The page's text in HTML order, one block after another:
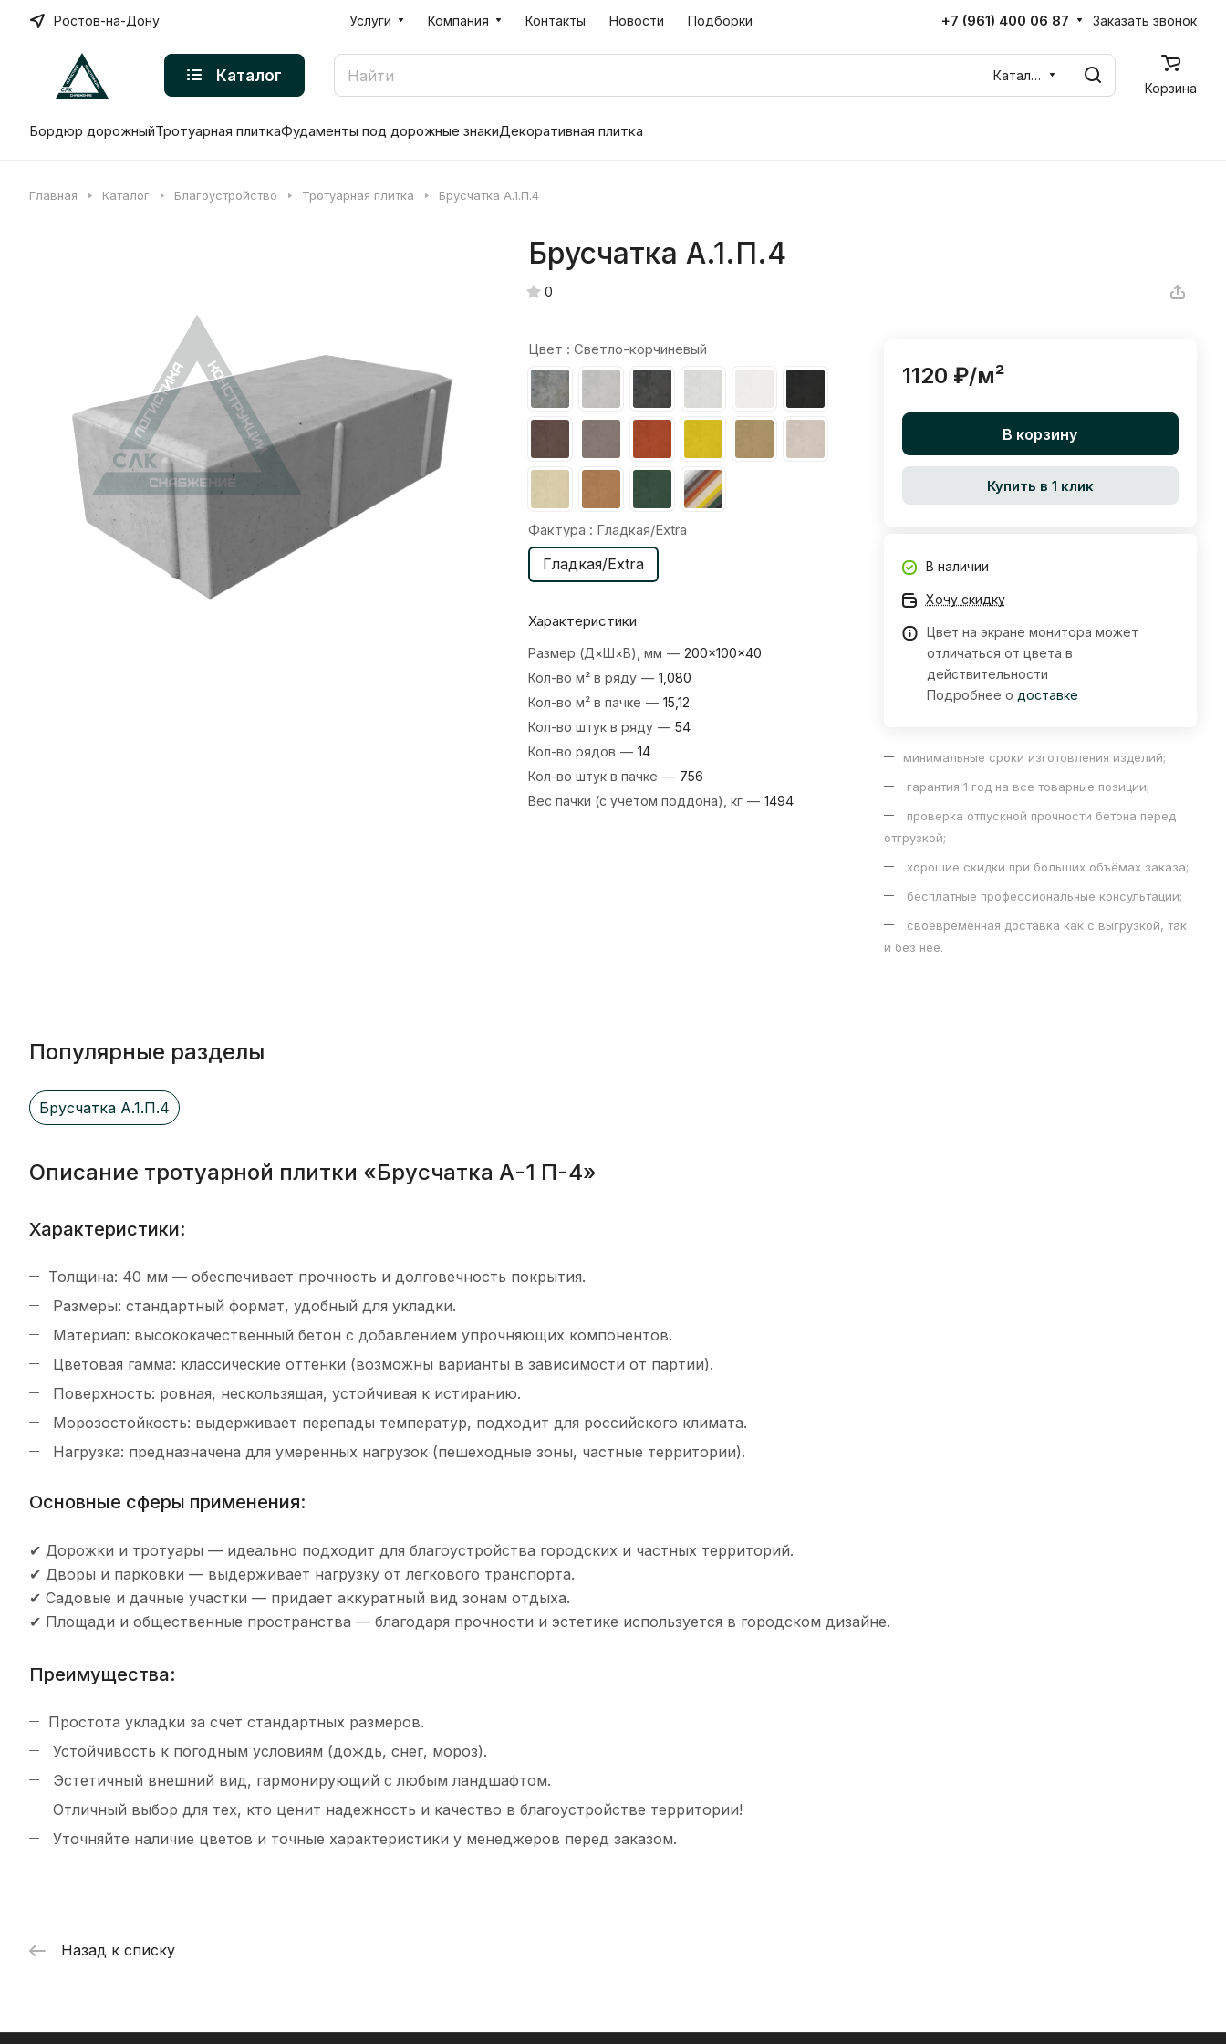
Ростов-на-Дону Услуги Компания Контакты Новости Подборки +7 (961) 400 06 87 Заказать звонок
Каталог
Каталог
Корзина
Бордюр дорожныйТротуарная плиткаФудаменты под дорожные знакиДекоративная плитка
Главная Каталог Благоустройство Тротуарная плитка Брусчатка А.1.П.4
Брусчатка А.1.П.4
0
Цвет : Светло-корчиневый
Фактура : Гладкая/Extra
Гладкая/Extra
Характеристики
Размер (Д×Ш×В), мм — 200×100×40
Кол-во м² в ряду — 1,080
Кол-во м² в пачке — 15,12
Кол-во штук в ряду — 54
Кол-во рядов — 14
Кол-во штук в пачке — 756
Вес пачки (с учетом поддона), кг — 1494
1120 ₽/м²
В корзину
Купить в 1 клик
В наличии
Хочу скидку
Цвет на экране монитора может
отличаться от цвета в
действительности
Подробнее о доставке
минимальные сроки изготовления изделий;
гарантия 1 год на все товарные позиции;
проверка отпускной прочности бетона перед
отгрузкой;
хорошие скидки при больших объёмах заказа;
бесплатные профессиональные консультации;
своевременная доставка как с выгрузкой, так
и без неё.
Популярные разделы
Брусчатка А.1.П.4
Описание тротуарной плитки «Брусчатка А-1 П-4»
Характеристики:
Толщина: 40 мм — обеспечивает прочность и долговечность покрытия.
Размеры: стандартный формат, удобный для укладки.
Материал: высококачественный бетон с добавлением упрочняющих компонентов.
Цветовая гамма: классические оттенки (возможны варианты в зависимости от партии).
Поверхность: ровная, нескользящая, устойчивая к истиранию.
Морозостойкость: выдерживает перепады температур, подходит для российского климата.
Нагрузка: предназначена для умеренных нагрузок (пешеходные зоны, частные территории).
Основные сферы применения:
✔ Дорожки и тротуары — идеально подходит для благоустройства городских и частных территорий.
✔ Дворы и парковки — выдерживает нагрузку от легкового транспорта.
✔ Садовые и дачные участки — придает аккуратный вид зонам отдыха.
✔ Площади и общественные пространства — благодаря прочности и эстетике используется в городском дизайне.
Преимущества:
Простота укладки за счет стандартных размеров.
Устойчивость к погодным условиям (дождь, снег, мороз).
Эстетичный внешний вид, гармонирующий с любым ландшафтом.
Отличный выбор для тех, кто ценит надежность и качество в благоустройстве территории!
Уточняйте наличие цветов и точные характеристики у менеджеров перед заказом.
Назад к списку